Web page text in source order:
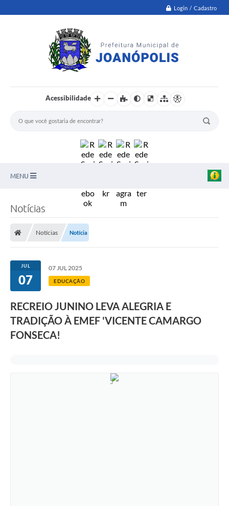
Login / Cadastro
Acessibilidade
MENU
Transparência
Editais
Conselhos
Contato
Notícias
Notícias Notícia
JUL
07
07 JUL 2025
EDUCAÇÃO
RECREIO JUNINO LEVA ALEGRIA E
TRADIÇÃO À EMEF 'VICENTE CAMARGO
FONSECA!